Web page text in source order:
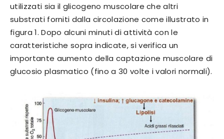
utilizzati sia il glicogeno muscolare che altri
substrati forniti dalla circolazione come illustrato in
figura 1. Dopo alcuni minuti di attività con le
caratteristiche sopra indicate, si verifica un
importante aumento della captazione muscolare di
glucosio plasmatico (fino a 30 volte i valori normali).